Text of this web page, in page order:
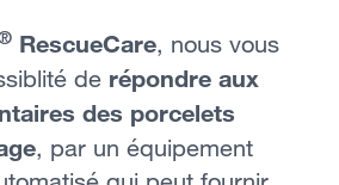
RescueCare, nous vous
de répondre aux
des porcelets
, par un équipement